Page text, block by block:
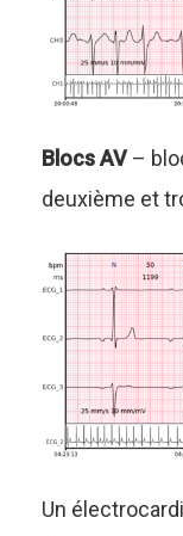
Blocs AV–
deuxième et
Un